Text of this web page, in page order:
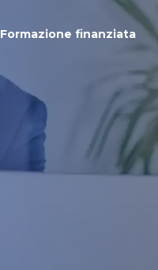
Formazione finanziata